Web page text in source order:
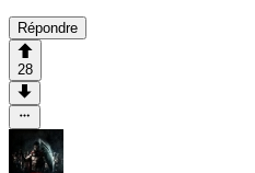
Répondre
28